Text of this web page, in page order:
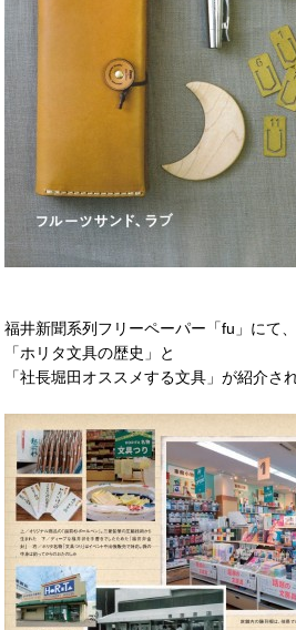
福井新聞系列フリーペーパー「fu」にて、
「ホリタ文具の歴史」と
「社長堀田オススメする文具」が紹介さ